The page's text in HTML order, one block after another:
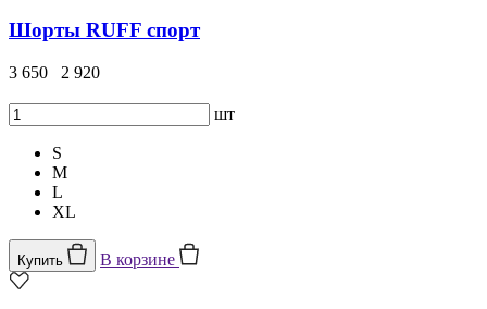
Шорты RUFF спорт
3 650 2 920
шт
S
M
L
XL
Купить В корзине